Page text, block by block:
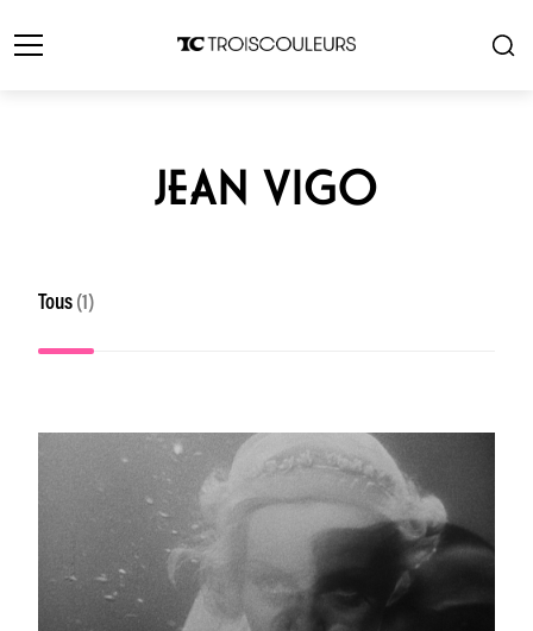
JEAN VIGO
Tous (1)